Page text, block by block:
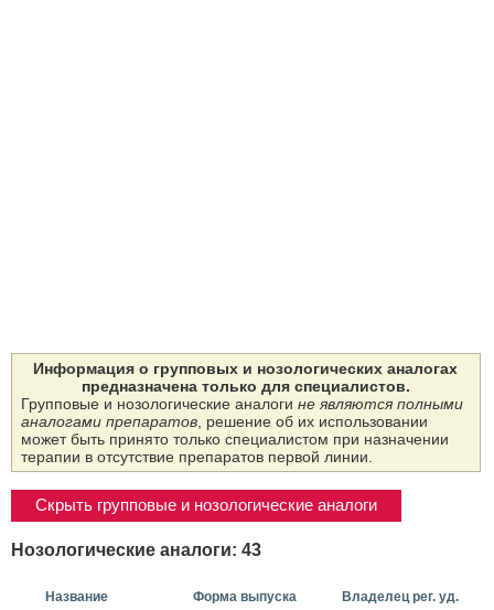
Информация о групповых и нозологических аналогах
предназначена только для специалистов.
Групповые и нозологические аналоги не являются полными
аналогами препаратов , решение об их использовании
может быть принято только специалистом при назначении
терапии в отсутствие препаратов первой линии.
Скрыть групповые и нозологические аналоги
Нозологические аналоги: 43
Название Форма выпуска Владелец рег. уд.